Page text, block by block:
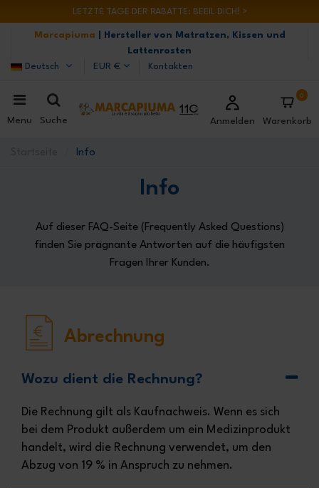
LETZTE TAGE DER RABATTE: BEEIL DICH! >
Marcapiuma
| Hersteller von Matratzen, Kissen und
Lattenrosten
Deutsch
EUR € Kontakten
Menu Suche Anmelden
0
Warenkorb
Info
Info
Auf dieser FAQ-Seite (Frequently Asked Questions)
finden Sie prägnante Antworten auf die häufigsten
Fragen Ihrer Kunden.
Abrechnung
Wozu dient die Rechnung?
Die Rechnung gilt als Kaufnachweis. Wenn es sich
bei dem Produkt außerdem um ein Medizinprodukt
handelt, wird die Rechnung verwendet, um den
Abzug von 19 % in Anspruch zu nehmen.